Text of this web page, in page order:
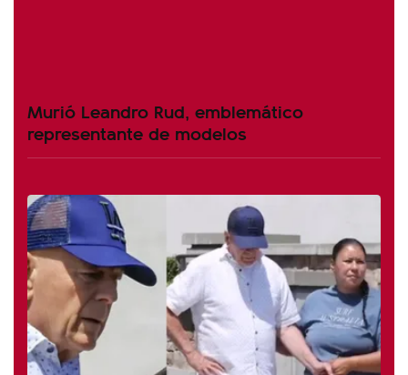
Murió Leandro Rud, emblemático
representante de modelos